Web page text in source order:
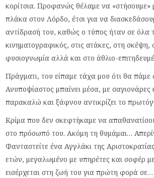
κορίτσια. Προφανώς θέλαμε να «στήσουμε»
πλάκα στον Λόρδο, έτσι για να
αντίδρασή του, καθώς ο τύπος ήταν σε όλα
κινηματογραφικός, στις ατάκες, στη σκέψη,
φυσιογνωμία αλλά και στο άθλιο-
Πράγματι, του είπαμε τάχα μου ότι θα πάμε
Ανυποψίαστος μπαίνει μέσα, με σαγιονάρες
παρακαλώ και ξάφνου αντικρίζει το
Κρίμα που δεν σκεφτήκαμε να
στο πρόσωπό του. Ακόμη τη θυμάμαι…
Φανταστείτε ένα Αγγλάκι της
ετών, μεγαλωμένο με υπηρέτες και σοφέρ
εισέρχεται στη ζωή του για πρώτη φορά σε…